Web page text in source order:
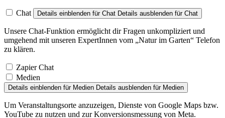
Chat Details einblenden für Chat Details ausblenden für Chat
Unsere Chat-Funktion ermöglicht dir Fragen unkompliziert und
umgehend mit unseren ExpertInnen vom „Natur im Garten“ Telefon
zu klären.
Zapier Chat
Medien
Details einblenden für Medien Details ausblenden für Medien
Um Veranstaltungsorte anzuzeigen, Dienste von Google Maps bzw.
YouTube zu nutzen und zur Konversionsmessung von Meta.